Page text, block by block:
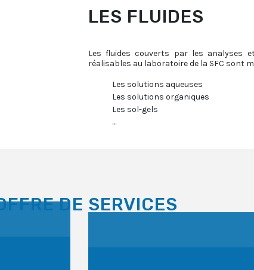
LES FLUIDES
Les fluides couverts par les analyses
réalisables au laboratoire de la SFC sont
Les solutions aqueuses
Les solutions organiques
Les sol-gels
…
DE SERVICES